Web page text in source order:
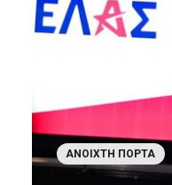
ΑΝΟΙΧΤΉ ΠΌΡΤΑ